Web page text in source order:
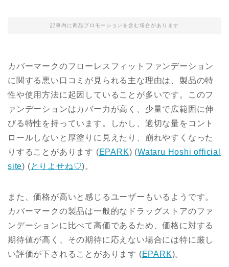
記事内に商品プロモーションを含む場合があります
カバーマークのフローレスフィットファンデーション
に関する悪い口コミが見られる主な理由は、製品の特
性や使用方法に起因していることが多いです。このフ
ァンデーションはカバー力が高く、少量で広範囲に伸
びる特性を持っています。しかし、適切な量をコント
ロールしないと厚塗りに見えたり、崩れやすくなった
りすることがあります​ (EPARK) (Wataru Hoshi official
site) (とりよせね♡)​。
また、価格が高いと感じるユーザーもいるようです。
カバーマークの製品は一般的なドラッグストアのファ
ンデーションに比べて高価であるため、価格に対する
期待値が高く、その期待に応えない場合には特に厳し
い評価が下されることがあります​ (EPARK)​。